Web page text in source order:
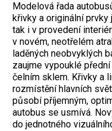
Modelová řada
křivky a originální prvky
tak i v provedení
v novém, neotřelém
laděných neobvyklých
zaujme vypouklé
čelním sklem. Křivky a
rozmístění hlavních
působí příjemným,
autobus se usmívá.
do jednotného